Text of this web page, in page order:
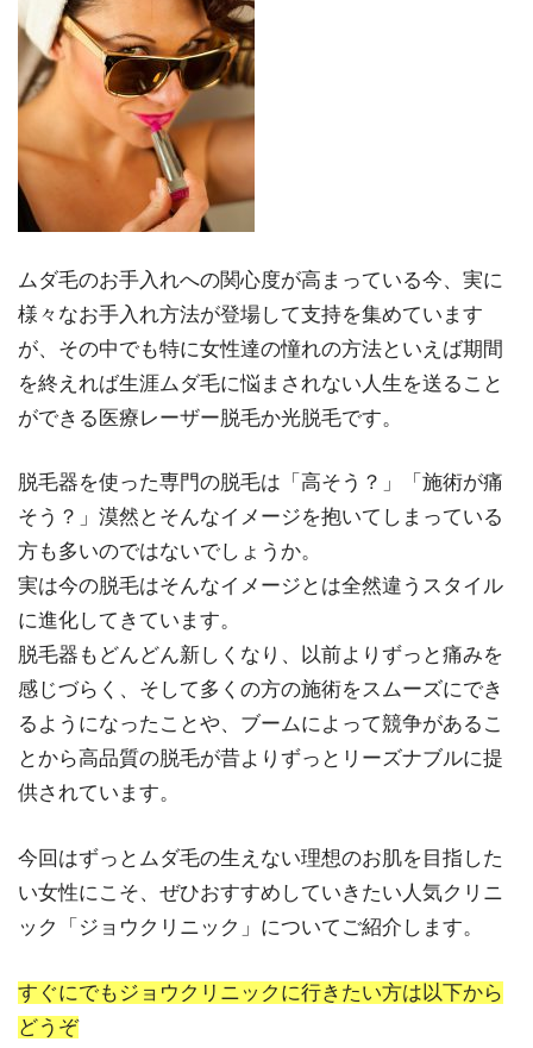
ムダ毛のお手入れへの関心度が高まっている今、実に
様々なお手入れ方法が登場して支持を集めています
が、その中でも特に女性達の憧れの方法といえば期間
を終えれば生涯ムダ毛に悩まされない人生を送ること
ができる医療レーザー脱毛か光脱毛です。
脱毛器を使った専門の脱毛は「高そう？」「施術が痛
そう？」漠然とそんなイメージを抱いてしまっている
方も多いのではないでしょうか。
実は今の脱毛はそんなイメージとは全然違うスタイル
に進化してきています。
脱毛器もどんどん新しくなり、以前よりずっと痛みを
感じづらく、そして多くの方の施術をスムーズにでき
るようになったことや、ブームによって競争があるこ
とから高品質の脱毛が昔よりずっとリーズナブルに提
供されています。
今回はずっとムダ毛の生えない理想のお肌を目指した
い女性にこそ、ぜひおすすめしていきたい人気クリニ
ック「ジョウクリニック」についてご紹介します。
すぐにでもジョウクリニックに行きたい方は以下から
どうぞ